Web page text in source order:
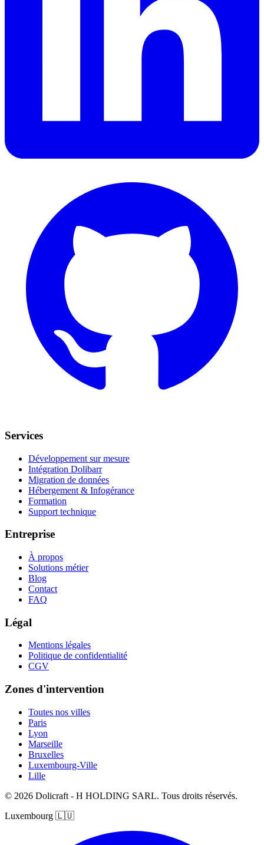
Services
Développement sur mesure
Intégration Dolibarr
Migration de données
Hébergement & Infogérance
Formation
Support technique
Entreprise
À propos
Solutions métier
Blog
Contact
FAQ
Légal
Mentions légales
Politique de confidentialité
CGV
Zones d'intervention
Toutes nos villes
Paris
Lyon
Marseille
Bruxelles
Luxembourg-Ville
Lille
© 2026 Dolicraft - H HOLDING SARL. Tous droits réservés.
Luxembourg 🇱🇺